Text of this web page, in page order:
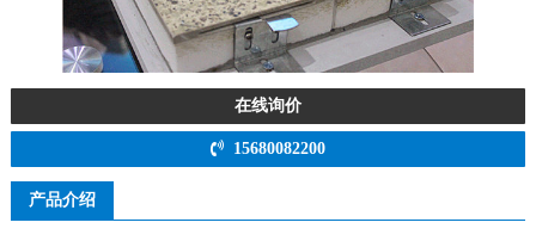
在线询价
15680082200
产品介绍